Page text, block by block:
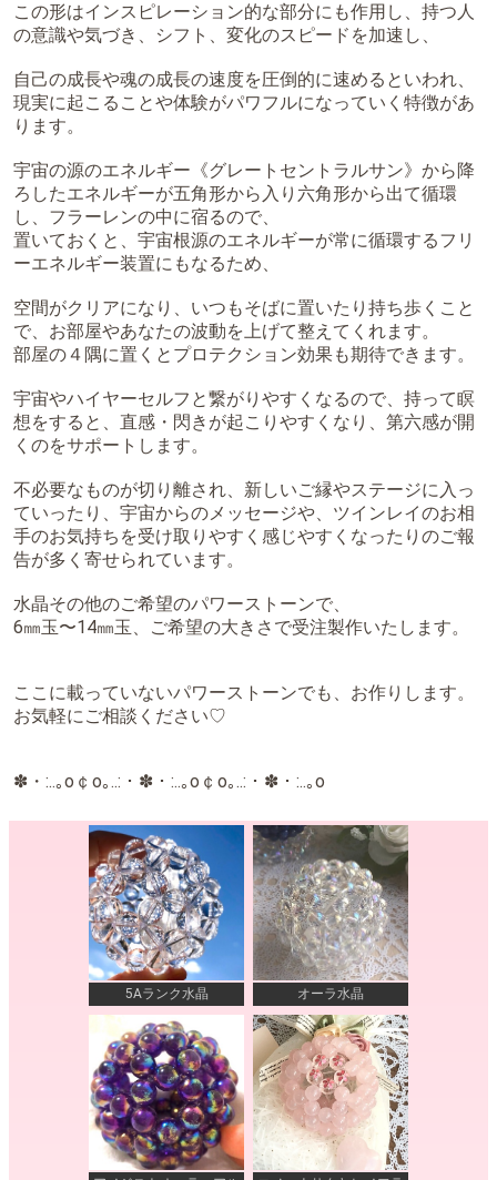
この形はインスピレーション的な部分にも作用し、持つ人
の意識や気づき、シフト、変化のスピードを加速し、
自己の成長や魂の成長の速度を圧倒的に速めるといわれ、
現実に起こることや体験がパワフルになっていく特徴があ
ります。
宇宙の源のエネルギー《グレートセントラルサン》から降
ろしたエネルギーが五角形から入り六角形から出て循環
し、フラーレンの中に宿るので、
置いておくと、宇宙根源のエネルギーが常に循環するフリ
ーエネルギー装置にもなるため、
空間がクリアになり、いつもそばに置いたり持ち歩くこと
で、お部屋やあなたの波動を上げて整えてくれます。
部屋の４隅に置くとプロテクション効果も期待できます。
宇宙やハイヤーセルフと繋がりやすくなるので、持って瞑
想をすると、直感・閃きが起こりやすくなり、第六感が開
くのをサポートします。
不必要なものが切り離され、新しいご縁やステージに入っ
ていったり、宇宙からのメッセージや、ツインレイのお相
手のお気持ちを受け取りやすく感じやすくなったりのご報
告が多く寄せられています。
水晶その他のご希望のパワーストーンで、
6㎜玉〜14㎜玉、ご希望の大きさで受注製作いたします。
ここに載っていないパワーストーンでも、お作りします。
お気軽にご相談ください♡
✽・:..｡o￠o｡..:・✽・:..｡o￠o｡..:・✽・:..｡o
5Aランク水晶 オーラ水晶